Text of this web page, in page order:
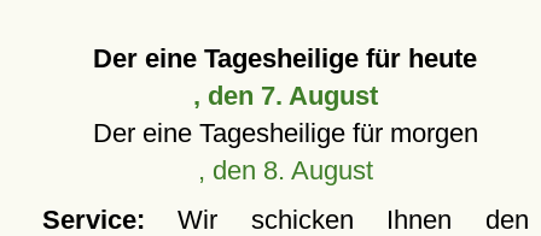
Der eine Tagesheilige für heute
, den 7. August
Der eine Tagesheilige für morgen
, den 8. August
Service: Wir schicken Ihnen den